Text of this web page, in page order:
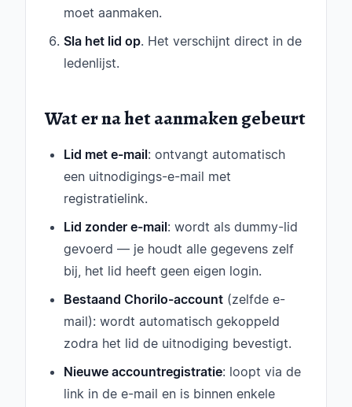
moet aanmaken.
Sla het lid op. Het verschijnt direct in de
ledenlijst.
Wat er na het aanmaken gebeurt
Lid met e-mail: ontvangt automatisch
een uitnodigings-e-mail met
registratielink.
Lid zonder e-mail: wordt als dummy-lid
gevoerd — je houdt alle gegevens zelf
bij, het lid heeft geen eigen login.
Bestaand Chorilo-account (zelfde e-
mail): wordt automatisch gekoppeld
zodra het lid de uitnodiging bevestigt.
Nieuwe accountregistratie: loopt via de
link in de e-mail en is binnen enkele